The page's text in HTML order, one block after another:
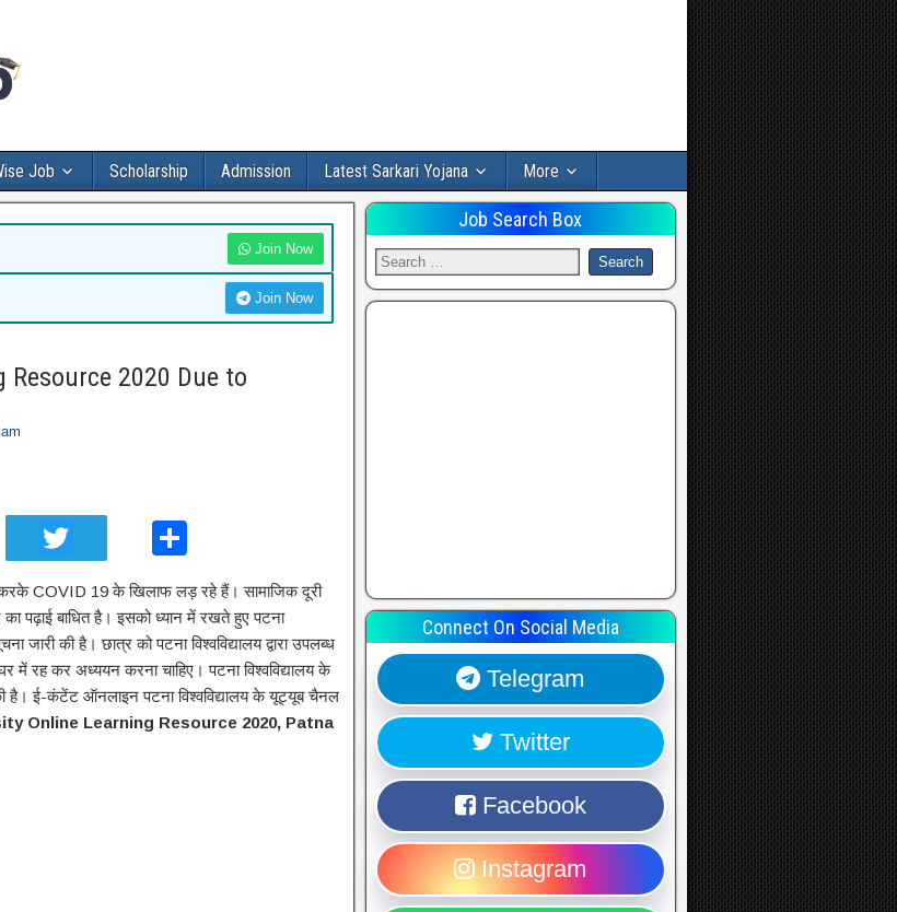
Job Scholarship Admission Latest Sarkari Yojana More
Join Now
Join Now
Resource 2020 Due to
wi
tt
er
h
ar
e
करके COVID 19 के खिलाफ लड़ रहे हैं। सामाजिक दूरी
पढ़ाई बाधित है। इसको ध्यान में रखते हुए पटना
जारी की है। छात्र को पटना विश्वविद्यालय द्वारा उपलब्ध
में रह कर अध्ययन करना चाहिए। पटना विश्वविद्यालय के
है। ई-कंटेंट ऑनलाइन पटना विश्वविद्यालय के यूट्यूब चैनल
Online Learning Resource 2020, Patna
Job Search Box
Connect On Social Media
Telegram
Twitter
Facebook
Instagram